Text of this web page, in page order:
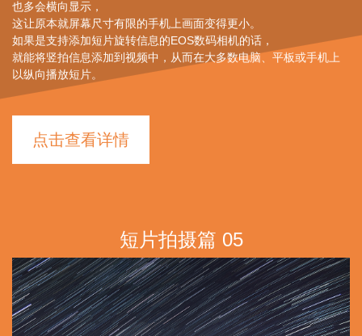
使用数码相机纵向持机拍摄的短片，在电脑或手机上播放时，画面
也多会横向显示，
这让原本就屏幕尺寸有限的手机上画面变得更小。
如果是支持添加短片旋转信息的EOS数码相机的话，
就能将竖拍信息添加到视频中，从而在大多数电脑、平板或手机上
以纵向播放短片。
点击查看详情